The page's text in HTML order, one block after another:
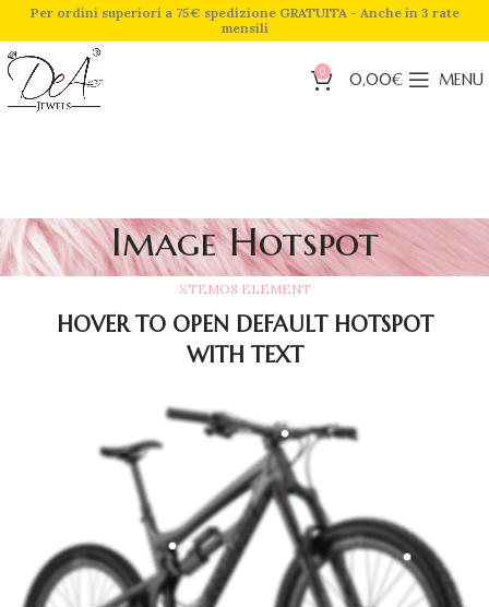
Per ordini superiori a 75€ spedizione GRATUITA - Anche in 3 rate
mensili
0 0,00€ MENU
Image Hotspot
XTEMOS ELEMENT
HOVER TO OPEN DEFAULT HOTSPOT
WITH TEXT